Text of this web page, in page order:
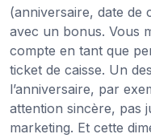
(anniversaire, date de
avec un bonus. Vous
compte en tant que
ticket de caisse. Un
l’anniversaire, par
attention sincère, pas
marketing. Et cette